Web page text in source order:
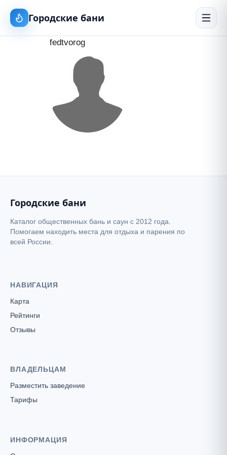
Городские бани
fedtvorog
Городские бани
Каталог общественных бань и саун с 2012 года.
Помогаем находить места для отдыха и парения по
всей России.
НАВИГАЦИЯ
Карта
Рейтинги
Отзывы
ВЛАДЕЛЬЦАМ
Разместить заведение
Тарифы
ИНФОРМАЦИЯ